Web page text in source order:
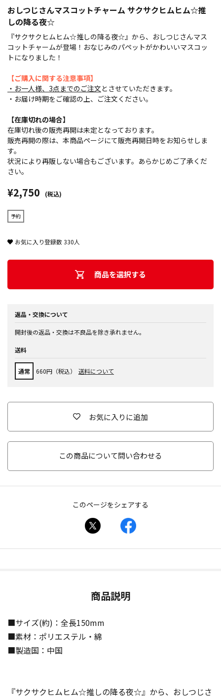
おしつじさんマスコットチャーム サクサクヒムヒム☆推
しの降る夜☆
『サクサクヒムヒム☆推しの降る夜☆』から、おしつじさんマス
コットチャームが登場！おなじみのパペットがかわいいマスコッ
トになりました！
【ご購入に関する注意事項】
・お一人様、3点までのご注文とさせていただきます。
・お届け時期をご確認の上、ご注文ください。
【在庫切れの場合】
在庫切れ後の販売再開は未定となっております。
販売再開の際は、本商品ページにて販売再開日時をお知らせしま
す。
状況により再販しない場合もございます。あらかじめご了承くだ
さい。
¥2,750 (税込)
予約
お気に入り登録数330人
商品を選択する
返品・交換について
開封後の返品・交換は不良品を除き承れません。
送料
通常 660円（税込） 送料について
お気に入りに追加
この商品について問い合わせる
このページをシェアする
商品説明
■サイズ(約)：全長150mm
■素材：ポリエステル・綿
■製造国：中国
『サクサクヒムヒム☆推しの降る夜☆』から、おしつじさ